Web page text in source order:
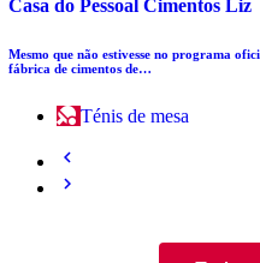
Casa do Pessoal Cimentos Liz
Mesmo que não estivesse no programa
fábrica de cimentos de…
Ténis de mesa